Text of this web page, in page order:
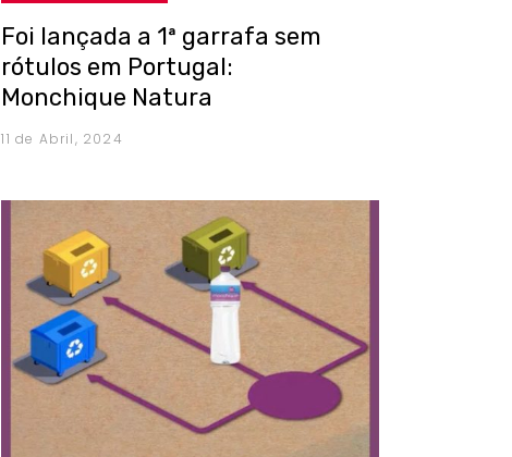
Foi lançada a 1ª garrafa sem
rótulos em Portugal:
Monchique Natura
11 de Abril, 2024